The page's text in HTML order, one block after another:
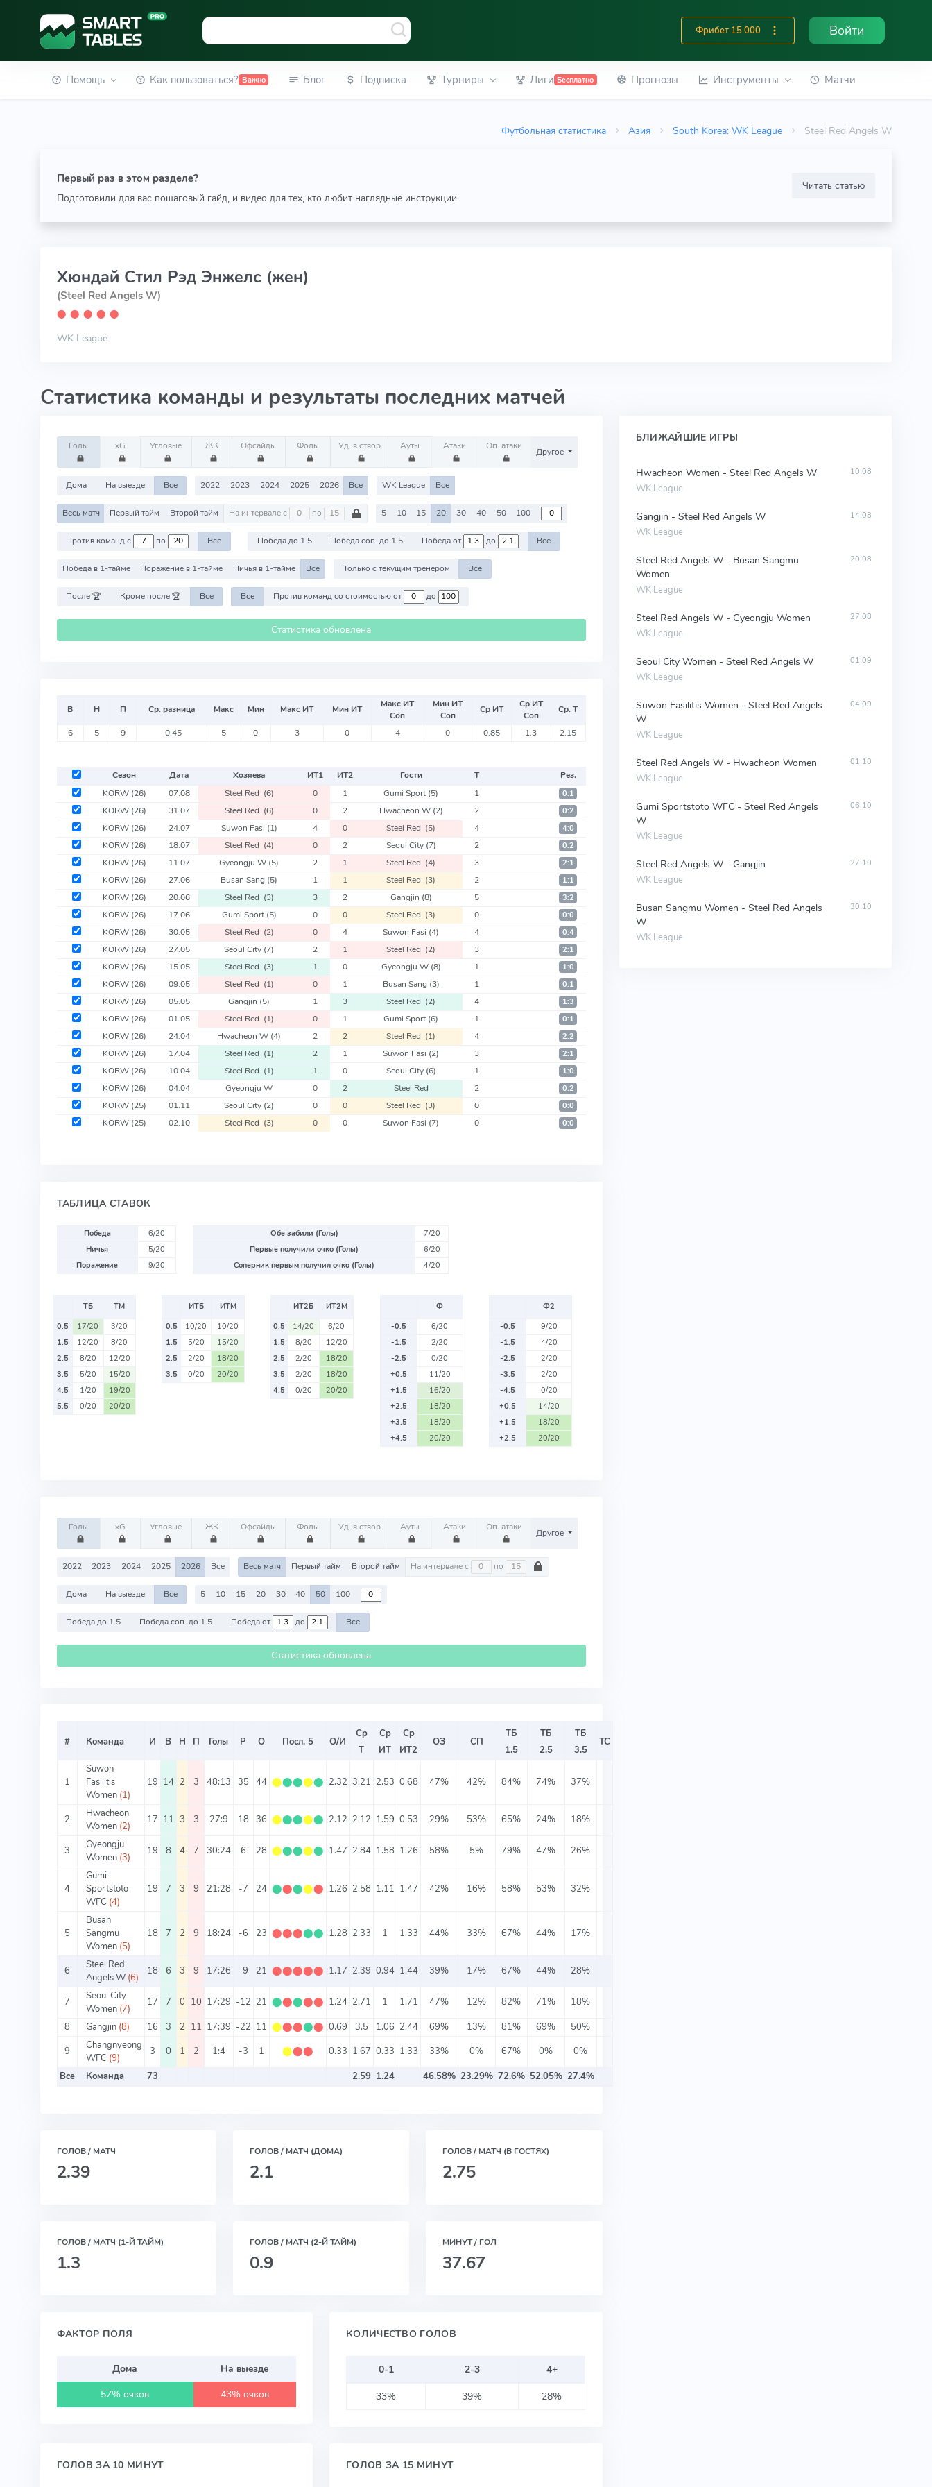
Фрибет 15 000 Войти
Помощь Как пользоваться? Важно Блог Подписка Турниры Лиги Бесплатно Прогнозы Инструменты Матчи
Футбольная статистика Азия South Korea: WK League Steel Red Angels W
Первый раз в этом разделе?
Подготовили для вас пошаговый гайд, и видео для тех, кто любит наглядные инструкции
Читать статью
Хюндай Стил Рэд Энжелс (жен)
(Steel Red Angels W)
⬤ ⬤ ⬤ ⬤ ⬤
WK League
Статистика команды и результаты последних матчей
Голы xG Угловые ЖК Офсайды Фолы Уд. в створ Ауты Атаки Оп. атаки
Другое
Дома На выезде Все 2022 2023 2024 2025 2026 Все WK League Все
Весь матч Первый тайм Второй тайм На интервале с по 5 10 15 20 30 40 50 100
Против команд с по Все Победа до 1.5 Победа соп. до 1.5 Победа от до Все
Победа в 1-тайме Поражение в 1-тайме Ничья в 1-тайме Все Только с текущим тренером Все
После 🏆 Кроме после 🏆 Все Все Против команд со стоимостью от до
Статистика обновлена
В Н П Ср. разница Макс Мин Макс ИТ Мин ИТ
Макс ИТ
Соп
Мин ИТ
Соп
Ср ИТ
Ср ИТ
Соп
Ср. Т
6 5 9 -0.45 5 0 3 0 4 0 0.85 1.3 2.15
Сезон Дата Хозяева ИТ1 ИТ2 Гости Т
Рез.
KORW (26) 07.08 Steel Red (6) 0 1 Gumi Sport (5) 1 0:1
KORW (26) 31.07 Steel Red (6) 0 2 Hwacheon W (2) 2 0:2
KORW (26) 24.07 Suwon Fasi (1) 4 0 Steel Red (5) 4 4:0
KORW (26) 18.07 Steel Red (4) 0 2 Seoul City (7) 2 0:2
KORW (26) 11.07 Gyeongju W (5) 2 1 Steel Red (4) 3 2:1
KORW (26) 27.06 Busan Sang (5) 1 1 Steel Red (3) 2 1:1
KORW (26) 20.06 Steel Red (3) 3 2 Gangjin (8) 5 3:2
KORW (26) 17.06 Gumi Sport (5) 0 0 Steel Red (3) 0 0:0
KORW (26) 30.05 Steel Red (2) 0 4 Suwon Fasi (4) 4 0:4
KORW (26) 27.05 Seoul City (7) 2 1 Steel Red (2) 3 2:1
KORW (26) 15.05 Steel Red (3) 1 0 Gyeongju W (8) 1 1:0
KORW (26) 09.05 Steel Red (1) 0 1 Busan Sang (3) 1 0:1
KORW (26) 05.05 Gangjin (5) 1 3 Steel Red (2) 4 1:3
KORW (26) 01.05 Steel Red (1) 0 1 Gumi Sport (6) 1 0:1
KORW (26) 24.04 Hwacheon W (4) 2 2 Steel Red (1) 4 2:2
KORW (26) 17.04 Steel Red (1) 2 1 Suwon Fasi (2) 3 2:1
KORW (26) 10.04 Steel Red (1) 1 0 Seoul City (6) 1 1:0
KORW (26) 04.04 Gyeongju W 0 2 Steel Red 2 0:2
KORW (25) 01.11 Seoul City (2) 0 0 Steel Red (3) 0 0:0
KORW (25) 02.10 Steel Red (3) 0 0 Suwon Fasi (7) 0 0:0
ТАБЛИЦА СТАВОК
Победа
6/20
Ничья
5/20
Поражение
9/20
Обе забили (Голы)
7/20
Первые получили очко (Голы)
6/20
Соперник первым получил очко (Голы)
4/20
ТБ
ТМ
0.5
17/20
3/20
1.5
12/20
8/20
2.5
8/20
12/20
3.5
5/20
15/20
4.5
1/20
19/20
5.5
0/20 20/20
ИТБ
ИТМ
0.5
10/20
10/20
1.5
5/20
15/20
2.5
2/20
18/20
3.5
0/20 20/20
ИТ2Б
ИТ2М
0.5
14/20
6/20
1.5
8/20
12/20
2.5
2/20
18/20
3.5
2/20
18/20
4.5
0/20 20/20
Ф
-0.5
6/20
-1.5
2/20
-2.5
0/20
+0.5
11/20
+1.5
16/20
+2.5
18/20
+3.5
18/20
+4.5
20/20
Ф2
-0.5
9/20
-1.5
4/20
-2.5
2/20
-3.5
2/20
-4.5
0/20
+0.5
14/20
+1.5
18/20
+2.5
20/20
Голы xG Угловые ЖК Офсайды Фолы Уд. в створ Ауты Атаки Оп. атаки
Другое
2022 2023 2024 2025 2026 Все Весь матч Первый тайм Второй тайм На интервале с по
Дома На выезде Все 5 10 15 20 30 40 50 100
Победа до 1.5 Победа соп. до 1.5 Победа от до Все
Статистика обновлена
# Команда И В Н П Голы Р О Посл. 5 О/И
Ср
Т
Ср
ИТ
Ср
ИТ2
ОЗ СП
ТБ
1.5
ТБ
2.5
ТБ
3.5
ТС
1
Suwon
Fasilitis
Women (1)
19 14 2 3 48:13 35 44 ⬤⬤⬤⬤⬤ 2.32 3.21 2.53 0.68 47% 42% 84% 74% 37%
2
Hwacheon
Women (2)
17 11 3 3 27:9 18 36 ⬤⬤⬤⬤⬤ 2.12 2.12 1.59 0.53 29% 53% 65% 24% 18%
3
Gyeongju
Women (3)
19 8 4 7 30:24 6 28 ⬤⬤⬤⬤⬤ 1.47 2.84 1.58 1.26 58% 5% 79% 47% 26%
4
Gumi
Sportstoto
WFC (4)
19 7 3 9 21:28 -7 24 ⬤⬤⬤⬤⬤ 1.26 2.58 1.11 1.47 42% 16% 58% 53% 32%
5
Busan
Sangmu
Women (5)
18 7 2 9 18:24 -6 23 ⬤⬤⬤⬤⬤ 1.28 2.33 1 1.33 44% 33% 67% 44% 17%
6
Steel Red
Angels W (6)
18 6 3 9 17:26 -9 21 ⬤⬤⬤⬤⬤ 1.17 2.39 0.94 1.44 39% 17% 67% 44% 28%
7
Seoul City
Women (7)
17 7 0 10 17:29 -12 21 ⬤⬤⬤⬤⬤ 1.24 2.71 1 1.71 47% 12% 82% 71%
18%
8
Gangjin (8) 16 3 2 11 17:39 -22 11 ⬤⬤⬤⬤⬤ 0.69 3.5 1.06 2.44 69% 13% 81% 69%
50%
9
Changnyeong
WFC (9)
3 0 1 2 1:4 -3 1 ⬤⬤⬤ 0.33 1.67 0.33 1.33 33% 0% 67% 0%
0%
Все
Команда 73 2.59 1.24 46.58% 23.29% 72.6% 52.05% 27.4%
ГОЛОВ / МАТЧ
2.39
ГОЛОВ / МАТЧ (ДОМА)
2.1
ГОЛОВ / МАТЧ (В ГОСТЯХ)
2.75
ГОЛОВ / МАТЧ (1-Й ТАЙМ)
1.3
ГОЛОВ / МАТЧ (2-Й ТАЙМ)
0.9
МИНУТ / ГОЛ
37.67
ФАКТОР ПОЛЯ
Дома
На выезде
57% очков
43% очков
КОЛИЧЕСТВО ГОЛОВ
0-1 2-3
4+
33%
39% 28%
ГОЛОВ ЗА 10 МИНУТ ГОЛОВ ЗА 15 МИНУТ
БЛИЖАЙШИЕ ИГРЫ
Hwacheon Women - Steel Red Angels W
WK League
10.08
Gangjin - Steel Red Angels W
WK League
14.08
Steel Red Angels W - Busan Sangmu
Women
WK League
20.08
Steel Red Angels W - Gyeongju Women
WK League
27.08
Seoul City Women - Steel Red Angels W
WK League
01.09
Suwon Fasilitis Women - Steel Red Angels
W
WK League
04.09
Steel Red Angels W - Hwacheon Women
WK League
01.10
Gumi Sportstoto WFC - Steel Red Angels
W
WK League
06.10
Steel Red Angels W - Gangjin
WK League
27.10
Busan Sangmu Women - Steel Red Angels
W
WK League
30.10